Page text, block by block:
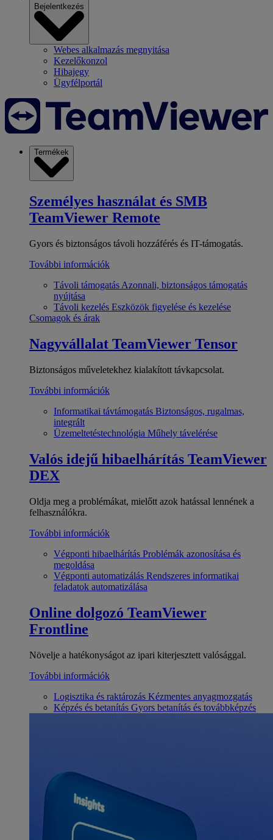
Bejelentkezés
Webes alkalmazás megnyitása
Kezelőkonzol
Hibajegy
Ügyfélportál
Termékek
Személyes használat és SMB
TeamViewer Remote
Gyors és biztonságos távoli hozzáférés és IT-támogatás.
További információk
Távoli támogatás Azonnali, biztonságos támogatás
nyújtása
Távoli kezelés Eszközök figyelése és kezelése
Csomagok és árak
Nagyvállalat TeamViewer Tensor
Biztonságos műveletekhez kialakított távkapcsolat.
További információk
Informatikai távtámogatás Biztonságos, rugalmas,
integrált
Üzemeltetéstechnológia Műhely távelérése
Valós idejű hibaelhárítás TeamViewer
DEX
Oldja meg a problémákat, mielőtt azok hatással lennének a
felhasználókra.
További információk
Végponti hibaelhárítás Problémák azonosítása és
megoldása
Végponti automatizálás Rendszeres informatikai
feladatok automatizálása
Online dolgozó TeamViewer
Frontline
Növelje a hatékonyságot az ipari kiterjesztett valósággal.
További információk
Logisztika és raktározás Kézmentes anyagmozgatás
Képzés és betanítás Gyors betanítás és továbbképzés